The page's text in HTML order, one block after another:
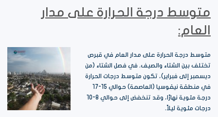
متوسط درجة الحرارة على مدار
العام:
متوسط درجة الحرارة على مدار العام في قبرص
تختلف بين الشتاء والصيف. في فصل الشتاء (من
ديسمبر إلى فبراير)، تكون متوسط درجات الحرارة
في منطقة نيقوسيا (العاصمة) حوالي 15-17
درجة مئوية نهارًا، وقد تنخفض إلى حوالي 8-10
درجات مئوية ليلاً.